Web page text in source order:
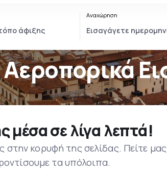
Αναχώρηση
μέσα σε λίγα λεπτά!
κορυφή της σελίδας. Πείτε
τα υπόλοιπα.